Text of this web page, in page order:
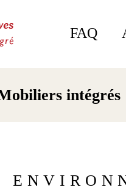
FAQ
intégrés